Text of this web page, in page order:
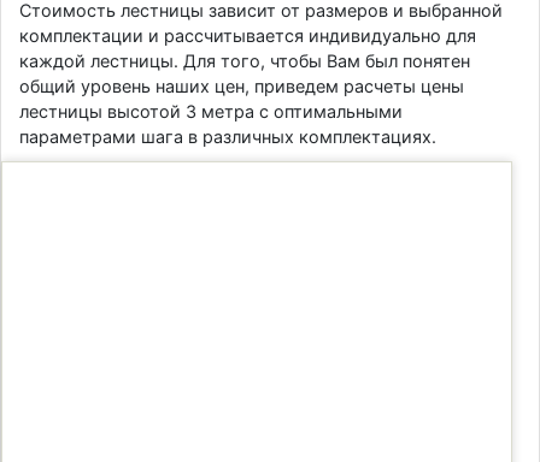
Стоимость лестницы зависит от размеров и выбранной
комплектации и рассчитывается индивидуально для
каждой лестницы. Для того, чтобы Вам был понятен
общий уровень наших цен, приведем расчеты цены
лестницы высотой 3 метра с оптимальными
параметрами шага в различных комплектациях.